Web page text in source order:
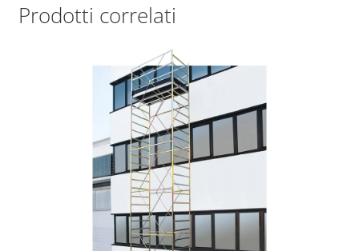
Prodotti correlati